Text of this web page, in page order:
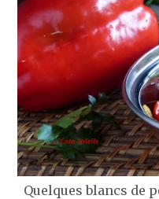
Quelques blancs de